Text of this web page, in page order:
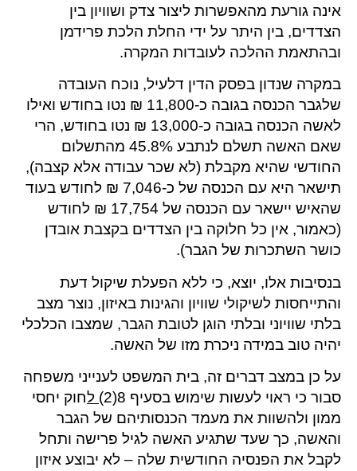
אינה גורעת מהאפשרות ליצור צדק ושוויון בין
הצדדים, בין היתר על ידי החלת הלכת פרידמן
ובהתאמת ההלכה לעובדות המקרה.
במקרה שנדון בפסק הדין דלעיל, נוכח העובדה
שלגבר הכנסה בגובה כ-11,800 ₪ נטו בחודש ואילו
לאשה הכנסה בגובה כ-13,000 ₪ נטו בחודש, הרי
שאם האשה תשלם לנתבע 45.8% מהתשלום
החודשי שהיא מקבלת (לא שכר עבודה אלא קצבה),
תישאר היא עם הכנסה של כ-7,046 ₪ לחודש בעוד
שהאיש יישאר עם הכנסה של 17,754 ₪ לחודש
(כאמור, אין כל חלוקה בין הצדדים בקצבת אובדן
כושר השתכרות של הגבר).
בנסיבות אלו, יוצא, כי ללא הפעלת שיקול דעת
והתייחסות לשיקולי שוויון והגינות באיזון, נוצר מצב
בלתי שוויוני ובלתי הוגן לטובת הגבר, שמצבו הכלכלי
יהיה טוב במידה ניכרת מזו של האשה.
על כן במצב דברים זה, בית המשפט לענייני משפחה
סבור כי ראוי לעשות שימוש בסעיף 8(2)
לחוק יחסי
ממון ולהשוות את מעמד הכנסותיהם של הגבר
והאשה, כך שעד שתגיע האשה לגיל פרישה ותחל
לקבל את הפנסיה החודשית שלה – לא יבוצע איזון